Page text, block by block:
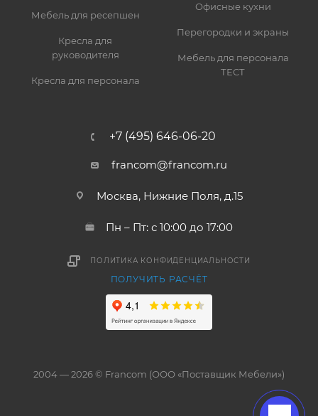
Мебель для ресепшен
Кресла для
руководителя
Кресла для персонала
Офисные кухни
Перегородки и экраны
Мебель для персонала
ТЕСТ
+7 (495) 646-06-20
francom@francom.ru
Москва, Нижние Поля, д.15
Пн – Пт: с 10:00 до 17:00
ПОЛИТИКА КОНФИДЕНЦИАЛЬНОСТИ
ПОЛУЧИТЬ РАСЧЁТ
2004 — 2026 © Francom (ООО «Поставщик Мебели»)